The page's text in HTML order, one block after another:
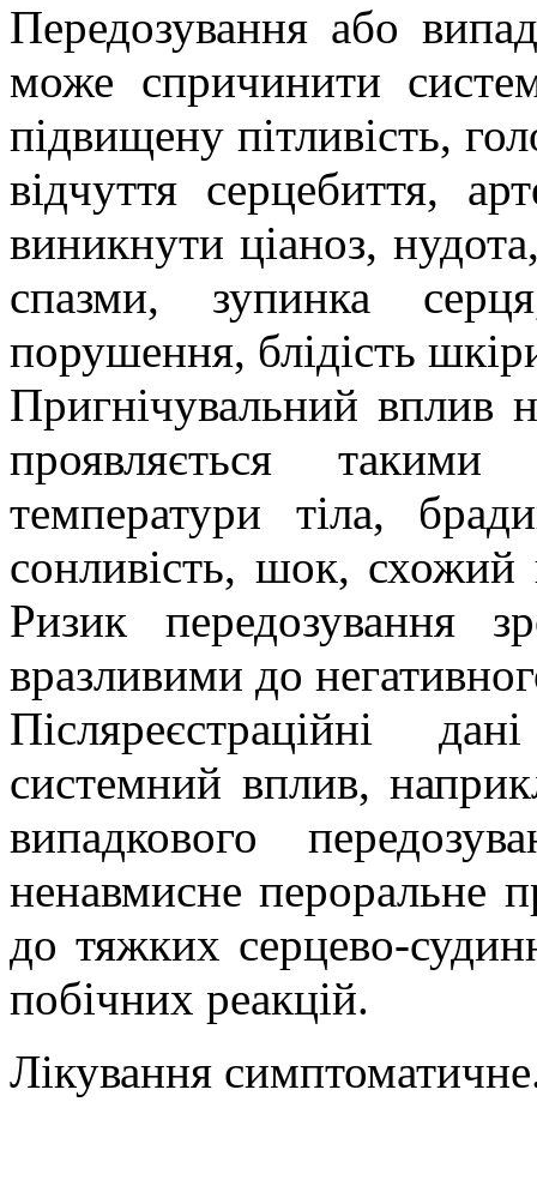
Передозування або
може спричинити
підвищену пітливість,
відчуття серцебиття,
виникнути ціаноз,
спазми, зупинка
порушення, блідість
Пригнічувальний вплив
проявляється
температури тіла,
сонливість, шок, схожий
Ризик передозування
вразливими до
Післяреєстраційні
системний вплив,
випадкового
ненавмисне пероральне
до тяжких серцево-
побічних реакцій.
Лікування